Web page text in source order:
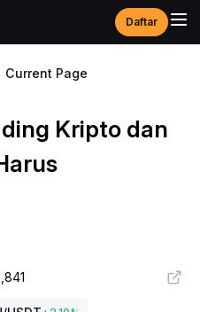
Daftar
Current Page
Kripto dan